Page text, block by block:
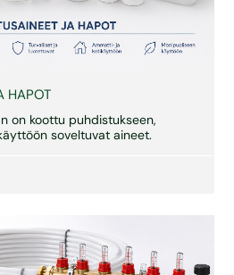
HAPOT
on koottu puhdistukseen,
soveltuvat aineet.